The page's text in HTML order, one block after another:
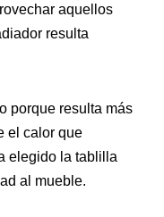
aquellos
resulta
porque resulta más
el calor que
elegido la tablilla
al mueble.